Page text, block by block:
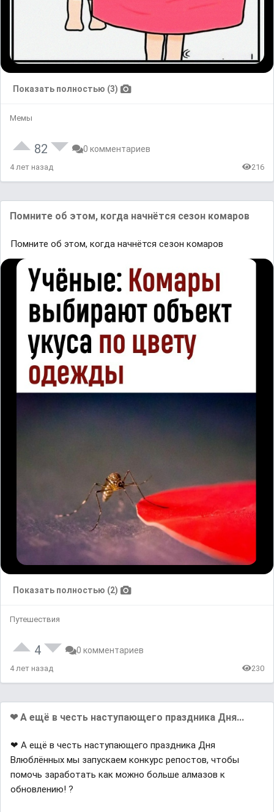
Показать полностью (3)
Мемы
82 0 комментариев
4 лет назад 216
Помните об этом, когда начнётся сезон комаров
Помните об этом, когда начнётся сезон комаров
Показать полностью (2)
Путешествия
4 0 комментариев
4 лет назад 230
❤ А ещё в честь наступающего праздника Дня...
❤ А ещё в честь наступающего праздника Дня
Влюблённых мы запускаем конкурс репостов, чтобы
помочь заработать как можно больше алмазов к
обновлению! ?